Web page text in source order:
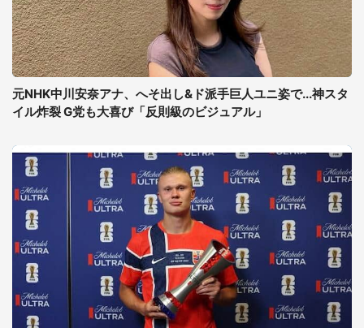
元NHK中川安奈アナ、へそ出し&ド派手巨人ユニ姿で...神スタ
イル炸裂 G党も大喜び「反則級のビジュアル」